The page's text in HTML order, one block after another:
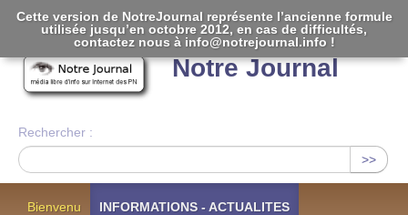
Notre Journal
Rechercher :
>>
Bienvenu INFORMATIONS - ACTUALITES
Cette version de NotreJournal représente l’ancienne formule
utilisée jusqu’en octobre 2012, en cas de difficultés,
contactez nous à info@notrejournal.info !